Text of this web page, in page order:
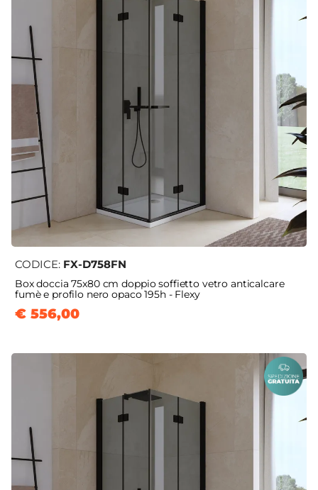
CODICE: FX-D758FN
Box doccia 75x80 cm doppio soffietto vetro anticalcare
fumè e profilo nero opaco 195h - Flexy
€ 556,00